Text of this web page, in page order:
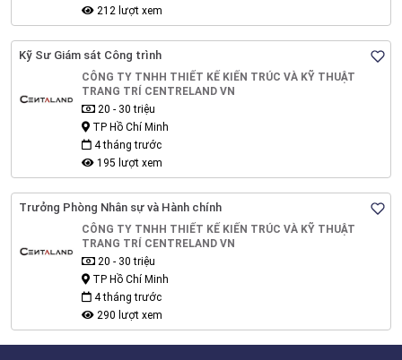
212 lượt xem
Kỹ Sư Giám sát Công trình
CÔNG TY TNHH THIẾT KẾ KIẾN TRÚC VÀ KỸ THUẬT
TRANG TRÍ CENTRELAND VN
20 - 30 triệu
TP Hồ Chí Minh
4 tháng trước
195 lượt xem
Trưởng Phòng Nhân sự và Hành chính
CÔNG TY TNHH THIẾT KẾ KIẾN TRÚC VÀ KỸ THUẬT
TRANG TRÍ CENTRELAND VN
20 - 30 triệu
TP Hồ Chí Minh
4 tháng trước
290 lượt xem